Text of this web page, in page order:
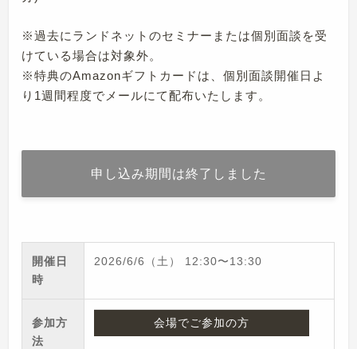
※過去にランドネットのセミナーまたは個別面談を受
けている場合は対象外。
※特典のAmazonギフトカードは、個別面談開催日よ
り1週間程度でメールにて配布いたします。
申し込み期間は終了しました
開催日
時
2026/6/6（土） 12:30〜13:30
参加方
法
会場でご参加の方